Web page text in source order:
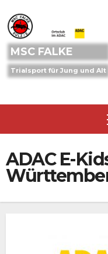
to
content
MSC FALKE
Trialsport für Jung und Alt
ADAC E-